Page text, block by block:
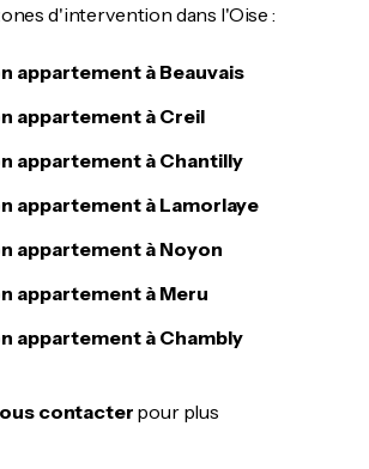
d'intervention dans l'Oise :
appartement à Beauvais
appartement à Creil
appartement à Chantilly
appartement à Lamorlaye
appartement à Noyon
appartement à Meru
appartement à Chambly
contacterpour plus